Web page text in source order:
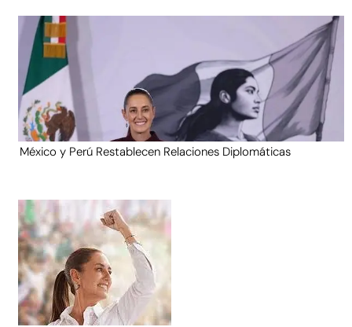
México y Perú Restablecen Relaciones Diplomáticas